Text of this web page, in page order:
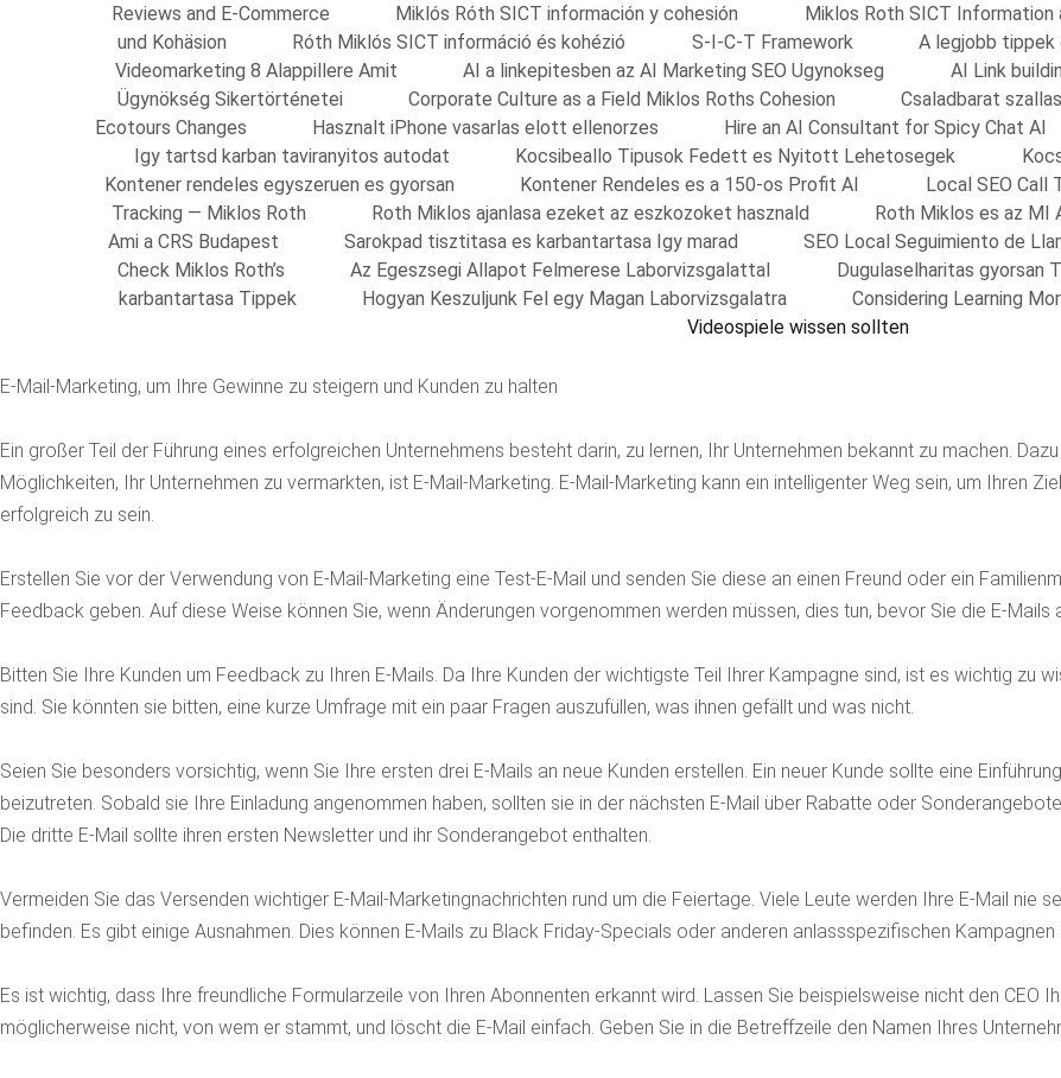
Reviews and E-Commerce
Miklós Róth SICT información y cohesión Miklos Roth SICT Information
und Kohäsion
Róth Miklós SICT információ és kohézió S-I-C-T Framework A legjobb tippek
Videomarketing 8 Alappillere Amit
AI a linkepitesben az AI Marketing SEO Ugynokseg AI Link
Ügynökség Sikertörténetei
Corporate Culture as a Field Miklos Roths Cohesion Csaladbarat
Ecotours Changes
Hasznalt iPhone vasarlas elott ellenorzes Hire an AI Consultant for Spicy Chat AI
Igy tartsd karban taviranyitos autodat
Kocsibeallo Tipusok Fedett es Nyitott Lehetosegek
Kontener rendeles egyszeruen es gyorsan
Kontener Rendeles es a 150-os Profit AI Local SEO Call
Tracking — Miklos Roth
Roth Miklos ajanlasa ezeket az eszkozoket hasznald Roth Miklos es az MI
Ami a CRS Budapest
Sarokpad tisztitasa es karbantartasa Igy marad SEO Local Seguimiento de
Check Miklos Roth’s
Az Egeszsegi Allapot Felmerese Laborvizsgalattal Dugulaselharitas gyorsan
karbantartasa Tippek
Hogyan Keszuljunk Fel egy Magan Laborvizsgalatra Considering Learning
Videospiele wissen sollten
E-Mail-Marketing, um Ihre Gewinne zu steigern und Kunden zu halten
Ein großer Teil der Führung eines erfolgreichen Unternehmens besteht darin, zu lernen, Ihr Unternehmen bekannt zu machen.
Möglichkeiten, Ihr Unternehmen zu vermarkten, ist E-Mail-Marketing. E-Mail-Marketing kann ein intelligenter Weg sein, um Ihren
erfolgreich zu sein.
Erstellen Sie vor der Verwendung von E-Mail-Marketing eine Test-E-Mail und senden Sie diese an einen Freund oder ein
Feedback geben. Auf diese Weise können Sie, wenn Änderungen vorgenommen werden müssen, dies tun, bevor Sie die E-Mails
Bitten Sie Ihre Kunden um Feedback zu Ihren E-Mails. Da Ihre Kunden der wichtigste Teil Ihrer Kampagne sind, ist es wichtig zu
sind. Sie könnten sie bitten, eine kurze Umfrage mit ein paar Fragen auszufüllen, was ihnen gefällt und was nicht.
Seien Sie besonders vorsichtig, wenn Sie Ihre ersten drei E-Mails an neue Kunden erstellen. Ein neuer Kunde sollte eine
beizutreten. Sobald sie Ihre Einladung angenommen haben, sollten sie in der nächsten E-Mail über Rabatte oder
Die dritte E-Mail sollte ihren ersten Newsletter und ihr Sonderangebot enthalten.
Vermeiden Sie das Versenden wichtiger E-Mail-Marketingnachrichten rund um die Feiertage. Viele Leute werden Ihre E-Mail nie
befinden. Es gibt einige Ausnahmen. Dies können E-Mails zu Black Friday-Specials oder anderen anlassspezifischen Kampagnen
Es ist wichtig, dass Ihre freundliche Formularzeile von Ihren Abonnenten erkannt wird. Lassen Sie beispielsweise nicht den CEO
möglicherweise nicht, von wem er stammt, und löscht die E-Mail einfach. Geben Sie in die Betreffzeile den Namen Ihres